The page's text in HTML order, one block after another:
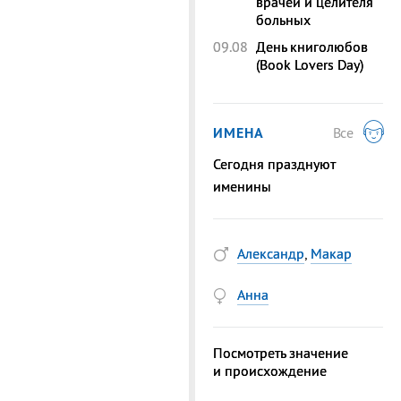
больных
09.08 День книголюбов
(Book Lovers Day)
ИМЕНА
Все
Сегодня празднуют
именины
Александр, Макар
Анна
Посмотреть значение
и происхождение